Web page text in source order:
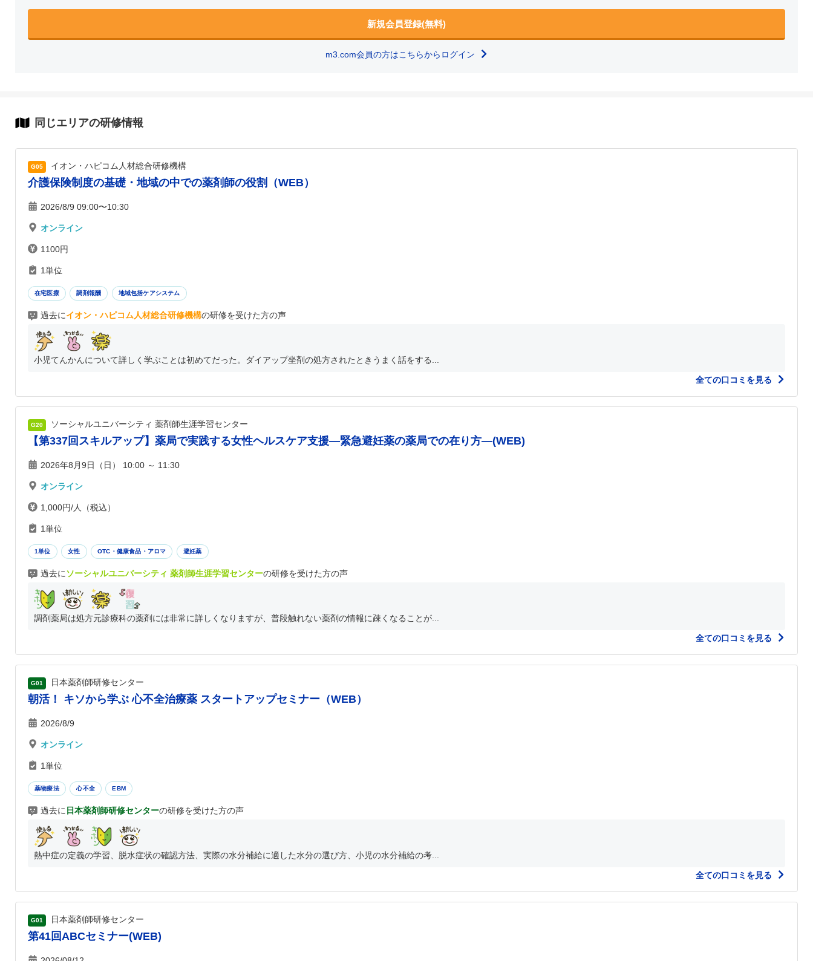
新規会員登録(無料)
m3.com会員の方はこちらからログイン
同じエリアの研修情報
G05 イオン・ハピコム人材総合研修機構
介護保険制度の基礎・地域の中での薬剤師の役割（WEB）
2026/8/9 09:00〜10:30
オンライン
1100円
1単位
在宅医療 調剤報酬 地域包括ケアシステム
過去にイオン・ハピコム人材総合研修機構の研修を受けた方の声
小児てんかんについて詳しく学ぶことは初めてだった。ダイアップ坐剤の処方されたときうまく話をする...
全ての口コミを見る
G20 ソーシャルユニバーシティ 薬剤師生涯学習センター
【第337回スキルアップ】薬局で実践する女性ヘルスケア支援―緊急避妊薬の薬局での在り方―(WEB)
2026年8月9日（日） 10:00 ～ 11:30
オンライン
1,000円/人（税込）
1単位
1単位 女性 OTC・健康食品・アロマ 避妊薬
過去にソーシャルユニバーシティ 薬剤師生涯学習センターの研修を受けた方の声
調剤薬局は処方元診療科の薬剤には非常に詳しくなりますが、普段触れない薬剤の情報に疎くなることが...
全ての口コミを見る
G01 日本薬剤師研修センター
朝活！ キソから学ぶ 心不全治療薬 スタートアップセミナー（WEB）
2026/8/9
オンライン
1単位
薬物療法 心不全 EBM
過去に 日本薬剤師研修センターの研修を受けた方の声
熱中症の定義の学習、脱水症状の確認方法、実際の水分補給に適した水分の選び方、小児の水分補給の考...
全ての口コミを見る
G01 日本薬剤師研修センター
第41回ABCセミナー(WEB)